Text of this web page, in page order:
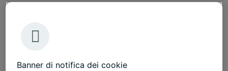
di lavorare e di vivere lo spazio dell'ufficio.
Banner di notifica dei cookie